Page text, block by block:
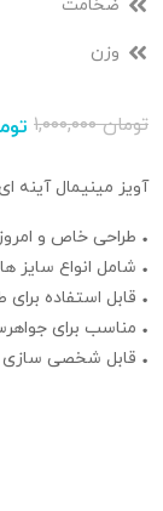
ضخامت
وزن
۱,۰۰۰,۰۰۰تومان
آویز مینیمال آینه
• طراحی خاص و
• شامل انواع سایز
• قابل استفاده برای
• مناسب برای
• قابل شخصی‌ سازی